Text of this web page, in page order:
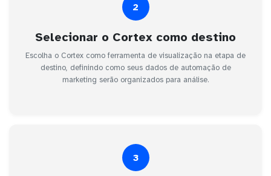
2
Selecionar o Cortex como destino
Escolha o Cortex como ferramenta de visualização na etapa de
destino, definindo como seus dados de automação de
marketing serão organizados para análise.
3